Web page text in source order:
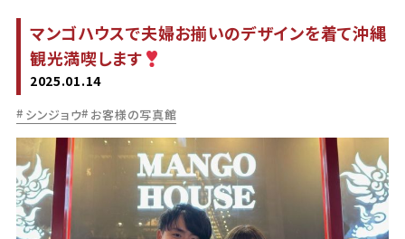
マンゴハウスで夫婦お揃いのデザインを着て沖縄
観光満喫します
2025.01.14
シンジョウ お客様の写真館